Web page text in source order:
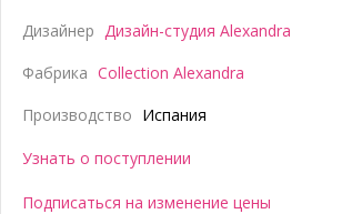
Дизайнер Дизайн-студия Alexandra
Фабрика Collection Alexandra
Производство Испания
Узнать о поступлении
Подписаться на изменение цены